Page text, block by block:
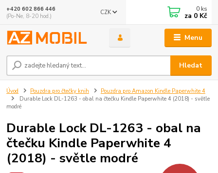
Menu
CZK
Hledat
+420 602 866 446
(Po-Ne, 8-20 hod.)
0 ks
za 0 Kč
Úvod Pouzdra pro čtečky knih
Pouzdra pro Amazon Kindle Paperwhite 4
Durable Lock DL-1263 - obal na čtečku Kindle Paperwhite 4 (2018) - světle
modré
Durable Lock DL-1263 - obal na
čtečku Kindle Paperwhite 4
(2018) - světle modré